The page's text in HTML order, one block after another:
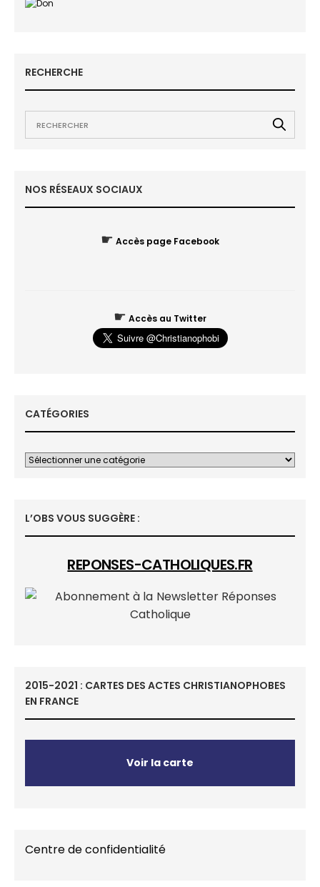
RECHERCHE
NOS RÉSEAUX SOCIAUX
☛ Accès page Facebook
☛ Accès au Twitter
CATÉGORIES
L’OBS VOUS SUGGÈRE :
REPONSES-CATHOLIQUES.FR
2015-2021 : CARTES DES ACTES CHRISTIANOPHOBES
EN FRANCE
Voir la carte
Centre de confidentialité